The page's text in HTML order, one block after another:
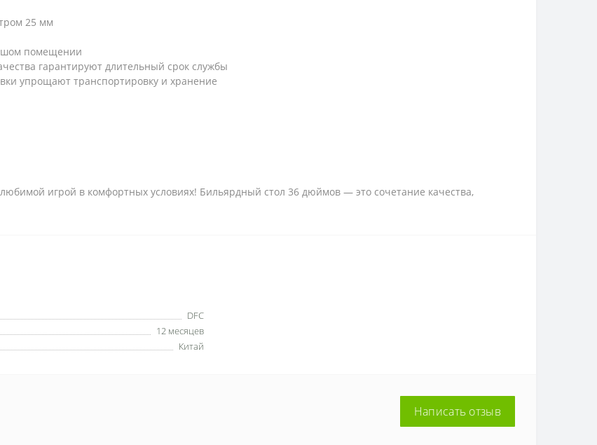
25 мм
помещении
гарантируют длительный срок службы
упрощают транспортировку и хранение
игрой в комфортных условиях! Бильярдный стол 36 дюймов — это сочетание качества,
DFC
12 месяцев
Китай
Написать отзыв